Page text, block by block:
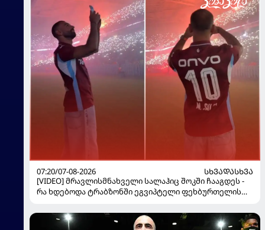
07:20/07-08-2026
ᲡᲮᲕᲐᲓᲐᲡᲮᲕᲐ
[VIDEO] მრავლისმნახველი სალაჰიც შოკში ჩააგდეს -
რა ხდებოდა ტრაბზონში ეგვიპტელი ფეხბურთელის